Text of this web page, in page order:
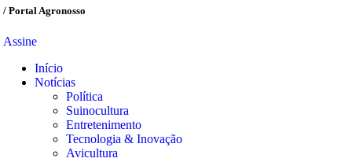
/ Portal Agronosso
Assine
Início
Notícias
Política
Suinocultura
Entretenimento
Tecnologia & Inovação
Avicultura